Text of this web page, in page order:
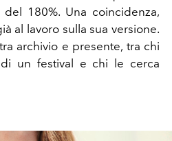
180%. Una coincidenza,
al lavoro sulla sua versione.
archivio e presente, tra chi
un festival e chi le cerca